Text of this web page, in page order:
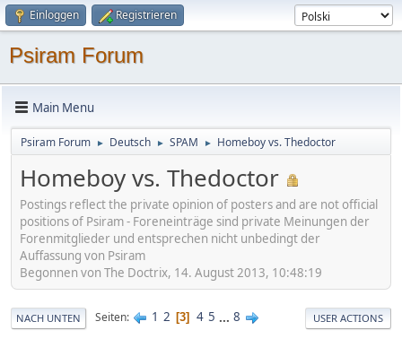
Einloggen Registrieren
Psiram Forum
Main Menu
Psiram Forum ► Deutsch ► SPAM ► Homeboy vs. Thedoctor
Homeboy vs. Thedoctor
Postings reflect the private opinion of posters and are not official
positions of Psiram - Foreneinträge sind private Meinungen der
Forenmitglieder und entsprechen nicht unbedingt der
Auffassung von Psiram
Begonnen von The Doctrix, 14. August 2013, 10:48:19
NACH UNTEN Seiten 1 2 3 4 5 ... 8 USER ACTIONS